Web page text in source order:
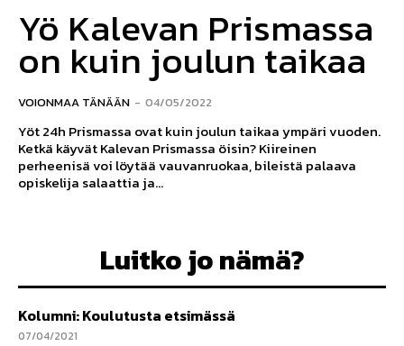
Yö Kalevan Prismassa
on kuin joulun taikaa
VOIONMAA TÄNÄÄN - 04/05/2022
Yöt 24h Prismassa ovat kuin joulun taikaa ympäri vuoden.
Ketkä käyvät Kalevan Prismassa öisin? Kiireinen
perheenisä voi löytää vauvanruokaa, bileistä palaava
opiskelija salaattia ja...
Luitko jo nämä?
Kolumni: Koulutusta etsimässä
07/04/2021